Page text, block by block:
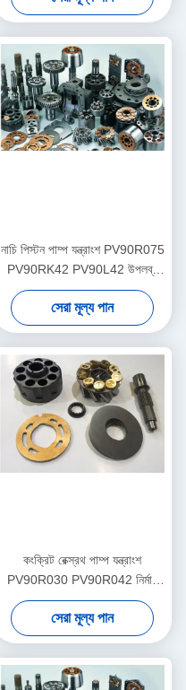
নাচি পিস্টন পাম্প যন্ত্রাংশ PV90R075
PV90RK42 PV90L42 উপলব্ধ
ISO শংসাপত্র
সেরা মূল্য পান
কংক্রিট রেক্স্রথ পাম্প যন্ত্রাংশ
PV90R030 PV90R042 নির্মাণ
যন্ত্রপাতি সহায়তা
সেরা মূল্য পান